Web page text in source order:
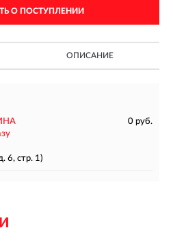
О ПОСТУПЛЕНИИ
ОПИСАНИЕ
0 руб.
6, стр. 1)